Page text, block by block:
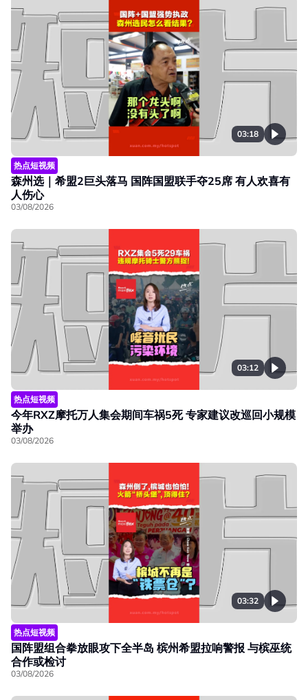
03:18
热点短视频
森州选｜希盟2巨头落马 国阵国盟联手夺25席 有人欢喜有
人伤心
03/08/2026
03:12
热点短视频
今年RXZ摩托万人集会期间车祸5死 专家建议改巡回小规模
举办
03/08/2026
03:32
热点短视频
国阵盟组合拳放眼攻下全半岛 槟州希盟拉响警报 与槟巫统
合作或检讨
03/08/2026